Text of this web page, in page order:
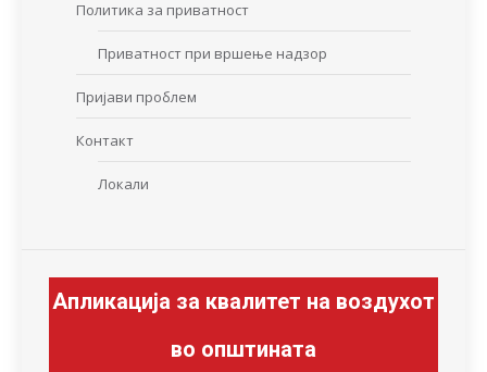
Политика за приватност
Приватност при вршење надзор
Пријави проблем
Контакт
Локали
Апликација за квалитет на воздухот
во општината